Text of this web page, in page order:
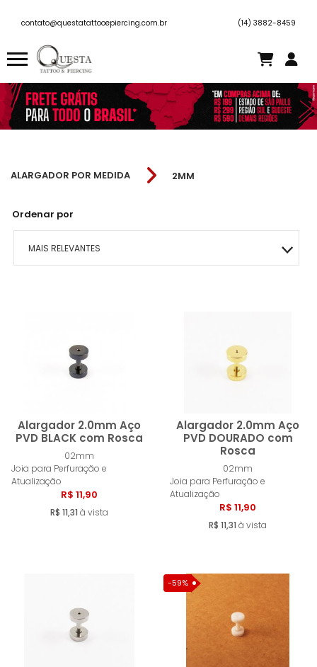
contato@questatattooepiercing.com.br (14) 3882-8459
ALARGADOR POR MEDIDA 2MM
Ordenar por
MAIS RELEVANTES
MAIOR PREÇO
Alargador 2.0mm Aço
PVD BLACK com Rosca
02mm
Joia para Perfuração e
Atualização
R$ 11,90
R$ 11,31 à vista
Comprar
Alargador 2.0mm Aço
PVD DOURADO com
Rosca
02mm
Joia para Perfuração e
Atualização
R$ 11,90
R$ 11,31 à vista
-59%